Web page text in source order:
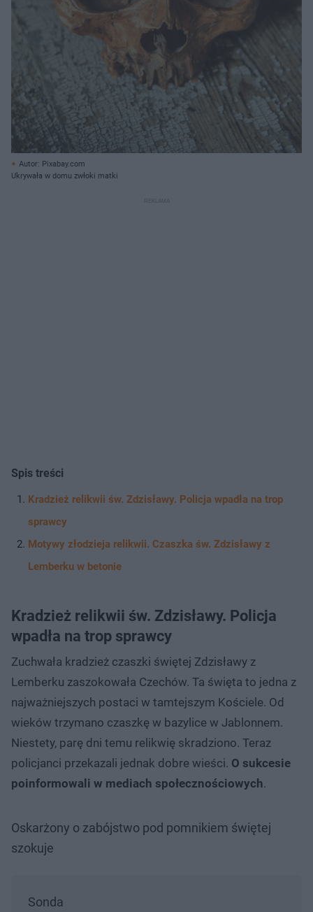
Autor: Pixabay.com
Ukrywała w domu zwłoki matki
Spis treści
Kradzież relikwii św. Zdzisławy. Policja wpadła na trop
sprawcy
Motywy złodzieja relikwii. Czaszka św. Zdzisławy z
Lemberku w betonie
Kradzież relikwii św. Zdzisławy. Policja
wpadła na trop sprawcy
Zuchwała kradzież czaszki świętej Zdzisławy z
Lemberku zaszokowała Czechów. Ta święta to jedna z
najważniejszych postaci w tamtejszym Kościele. Od
wieków trzymano czaszkę w bazylice w Jablonnem.
Niestety, parę dni temu relikwię skradziono. Teraz
policjanci przekazali jednak dobre wieści. O sukcesie
poinformowali w mediach społecznościowych.
Oskarżony o zabójstwo pod pomnikiem świętej
szokuje
Sonda